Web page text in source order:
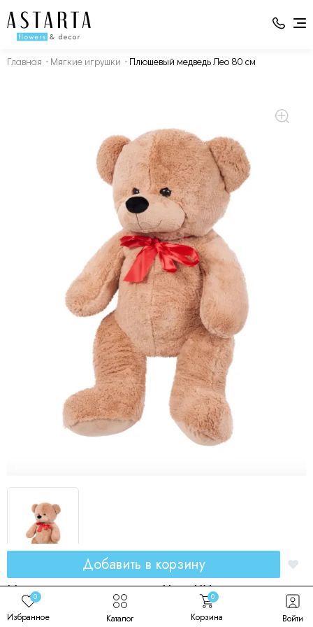
Главная Мягкие игрушки Плюшевый медведь Лео 80 см
Плюшевый медведь Лео 80 см
Код товара: 00129
Добавить в корзину
0
Избранное Каталог
0
Корзина Войти